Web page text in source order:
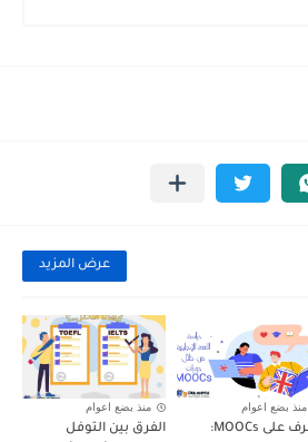
عرض المزيد
منذ بضع اعوام
تعرف على MOOCs:
منذ بضع اعوام
الفرق بين التوفل